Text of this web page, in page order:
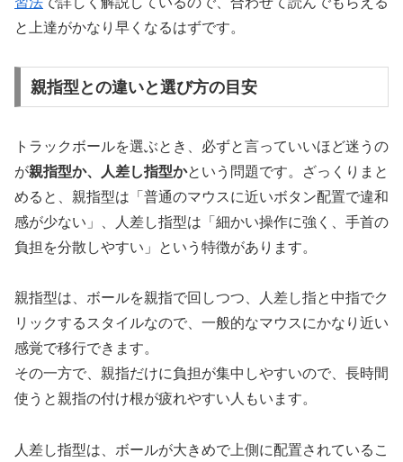
と上達がかなり早くなるはずです。
親指型との違いと選び方の目安
トラックボールを選ぶとき、必ずと言っていいほど迷うの
が親指型か、人差し指型かという問題です。ざっくりまと
めると、親指型は「普通のマウスに近いボタン配置で違和
感が少ない」、人差し指型は「細かい操作に強く、手首の
負担を分散しやすい」という特徴があります。
親指型は、ボールを親指で回しつつ、人差し指と中指でク
リックするスタイルなので、一般的なマウスにかなり近い
感覚で移行できます。
その一方で、 親指だけに負担が集中しやすいので、長時間
使うと親指の付け根が疲れやすい人もいます。
人差し指型は、ボールが大きめで上側に配置されているこ